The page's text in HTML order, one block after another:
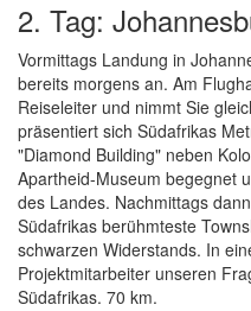
2. Tag:
Vormittags Landung in
bereits morgens an. Am
Reiseleiter und nimmt Sie
präsentiert sich Südafrikas
"Diamond Building" neben
Apartheid-Museum begegnet
des Landes. Nachmittags
Südafrikas berühmteste
schwarzen Widerstands. In
Projektmitarbeiter unseren
Südafrikas. 70 km.